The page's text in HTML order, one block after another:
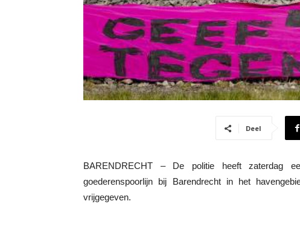
Deel
BARENDRECHT – De politie heeft zaterdag
goederenspoorlijn bij Barendrecht in het
vrijgegeven.